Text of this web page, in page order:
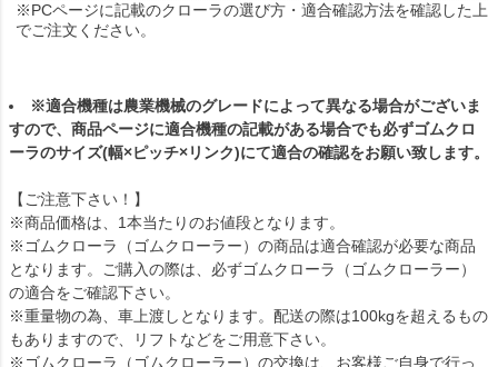
※PCページに記載のクローラの選び方・適合確認方法を確認した上
でご注文ください。
※適合機種は農業機械のグレードによって異なる場合がございま
すので、商品ページに適合機種の記載がある場合でも必ずゴムクロ
ーラのサイズ(幅×ピッチ×リンク)にて適合の確認をお願い致します。
【ご注意下さい！】
※商品価格は、1本当たりのお値段となります。
※ゴムクローラ（ゴムクローラー）の商品は適合確認が必要な商品
となります。ご購入の際は、必ずゴムクローラ（ゴムクローラー）
の適合をご確認下さい。
※重量物の為、車上渡しとなります。配送の際は100kgを超えるもの
もありますので、リフトなどをご用意下さい。
※ゴムクローラ（ゴムクローラー）の交換は、お客様ご自身で行っ